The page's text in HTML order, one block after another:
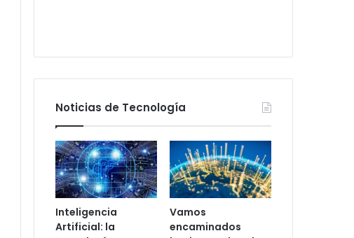
Noticias de Tecnología
Inteligencia
Artificial: la
Vamos
encaminados